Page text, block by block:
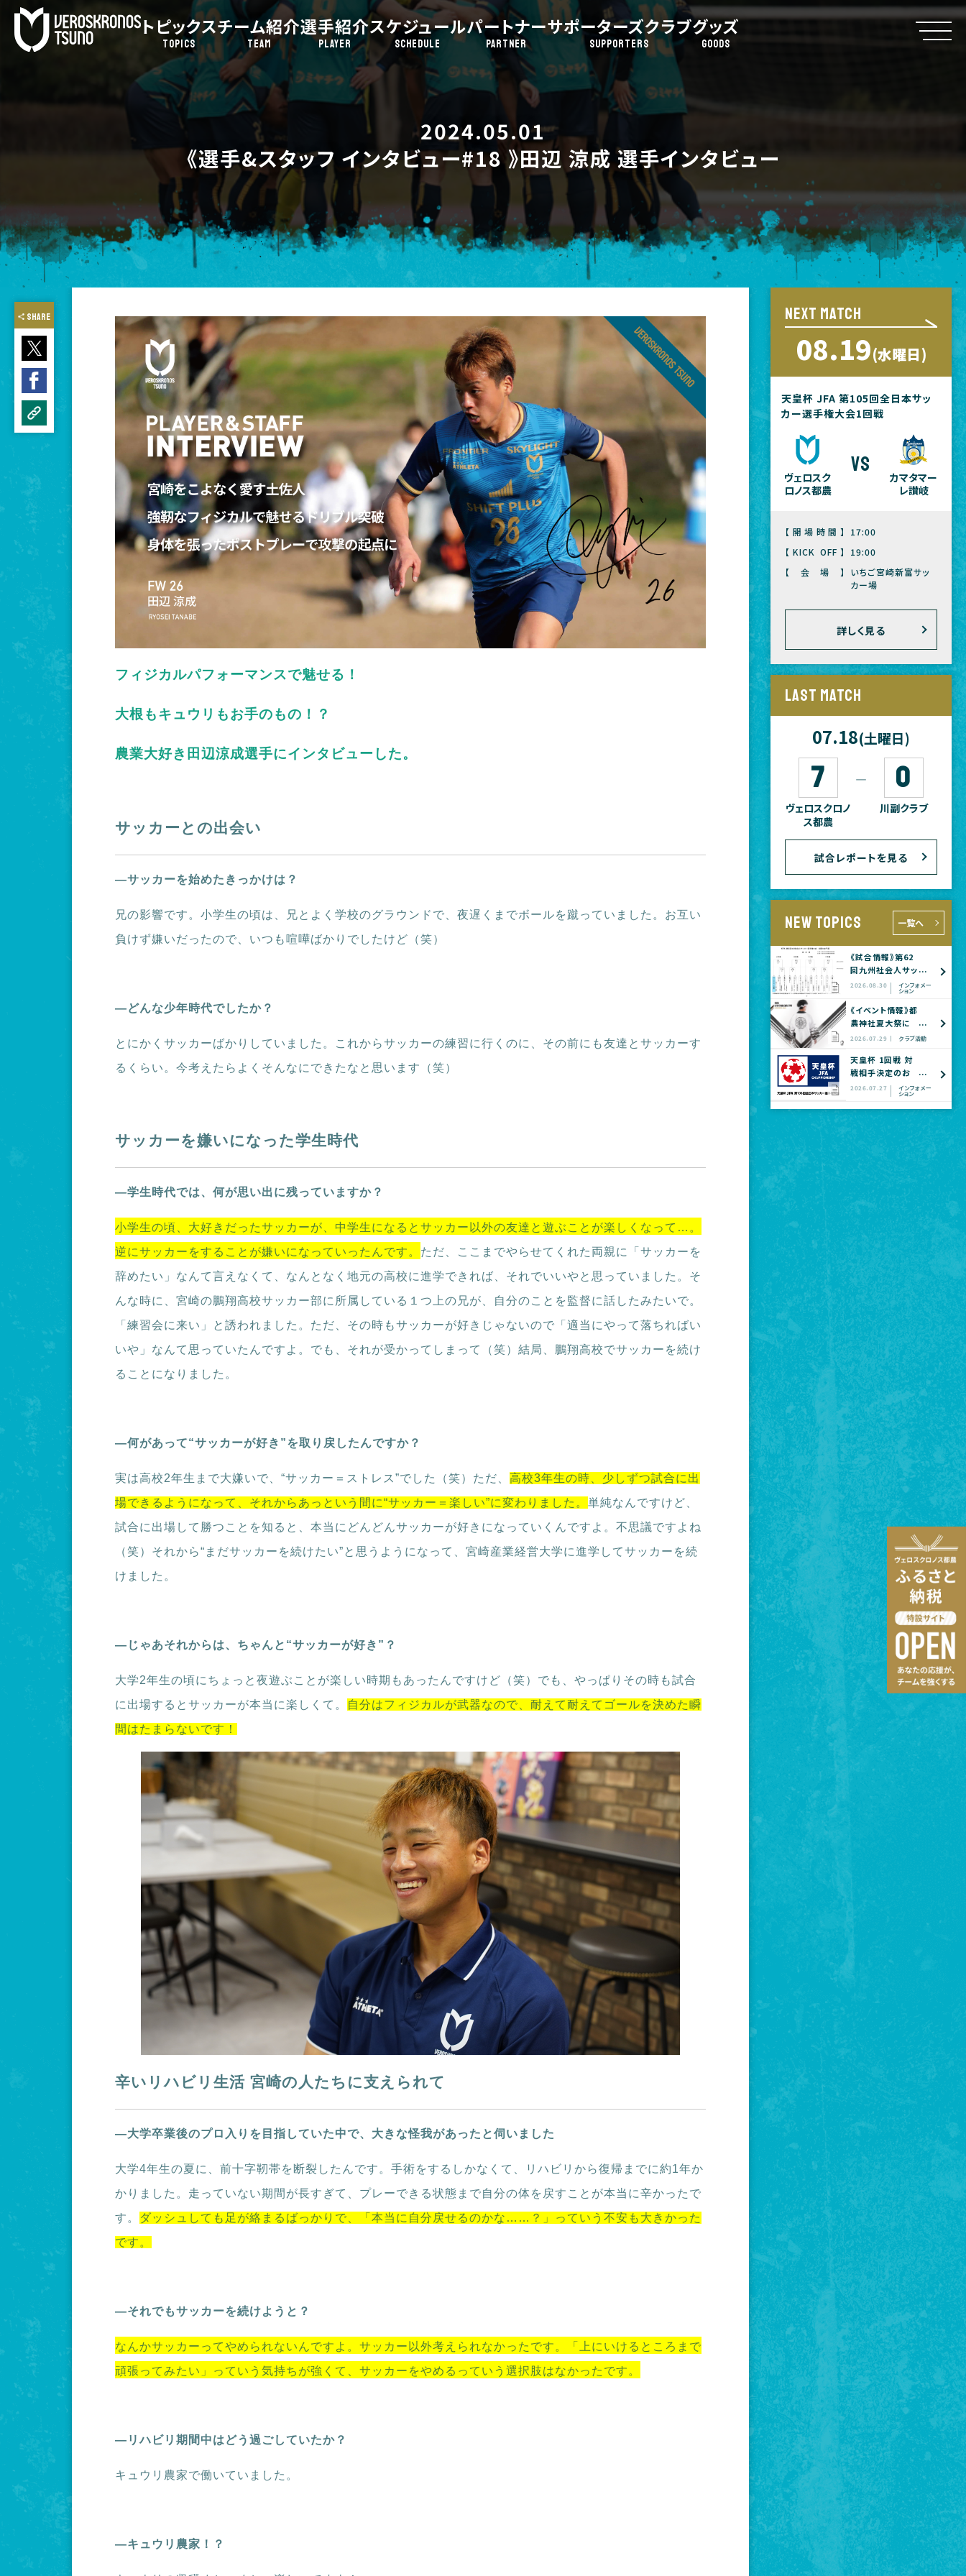
トピックス
TOPICS
チーム紹介
TEAM
選手紹介
PLAYER
スケジュール
SCHEDULE
パートナー
PARTNER
サポーターズクラブ
SUPPORTERS
グッズ
GOODS
2024.05.01
《選手&スタッフ インタビュー#18 》田辺 涼成 選手インタビュー
SHARE
フィジカルパフォーマンスで魅せる！
大根もキュウリもお手のもの！？
農業大好き田辺涼成選手にインタビューした。
サッカーとの出会い
―サッカーを始めたきっかけは？
兄の影響です。小学生の頃は、兄とよく学校のグラウンドで、夜遅くまでボールを蹴っていました。お互い
負けず嫌いだったので、いつも喧嘩ばかりでしたけど（笑）
―どんな少年時代でしたか？
とにかくサッカーばかりしていました。これからサッカーの練習に行くのに、その前にも友達とサッカーす
るくらい。今考えたらよくそんなにできたなと思います（笑）
サッカーを嫌いになった学生時代
―学生時代では、何が思い出に残っていますか？
小学生の頃、大好きだったサッカーが、中学生になるとサッカー以外の友達と遊ぶことが楽しくなって…。
逆にサッカーをすることが嫌いになっていったんです。 ただ、ここまでやらせてくれた両親に「サッカーを
辞めたい」なんて言えなくて、なんとなく地元の高校に進学できれば、それでいいやと思っていました。そ
んな時に、宮崎の鵬翔高校サッカー部に所属している１つ上の兄が、自分のことを監督に話したみたいで。
「練習会に来い」と誘われました。ただ、その時もサッカーが好きじゃないので「適当にやって落ちればい
いや」なんて思っていたんですよ。でも、それが受かってしまって（笑）結局、鵬翔高校でサッカーを続け
ることになりました。
―何があって“サッカーが好き”を取り戻したんですか？
実は高校2年生まで大嫌いで、“サッカー＝ストレス”でした（笑）ただ、 高校3年生の時、少しずつ試合に出
場できるようになって、それからあっという間に“サッカー＝楽しい”に変わりました。 単純なんですけど、
試合に出場して勝つことを知ると、本当にどんどんサッカーが好きになっていくんですよ。不思議ですよね
（笑）それから“まだサッカーを続けたい”と思うようになって、宮崎産業経営大学に進学してサッカーを続
けました。
―じゃあそれからは、ちゃんと“サッカーが好き”？
大学2年生の頃にちょっと夜遊ぶことが楽しい時期もあったんですけど（笑）でも、やっぱりその時も試合
に出場するとサッカーが本当に楽しくて。
自分はフィジカルが武器なので、耐えて耐えてゴールを決めた瞬
間はたまらないです！
辛いリハビリ生活 宮崎の人たちに支えられて
―大学卒業後のプロ入りを目指していた中で、大きな怪我があったと伺いました
大学4年生の夏に、前十字靭帯を断裂したんです。手術をするしかなくて、リハビリから復帰までに約1年か
かりました。走っていない期間が長すぎて、プレーできる状態まで自分の体を戻すことが本当に辛かったで
す。
ダッシュしても足が絡まるばっかりで、「本当に自分戻せるのかな……？」っていう不安も大きかった
です。
―それでもサッカーを続けようと？
なんかサッカーってやめられないんですよ。サッカー以外考えられなかったです。「上にいけるところまで
頑張ってみたい」っていう気持ちが強くて、サッカーをやめるっていう選択肢はなかったです。
―リハビリ期間中はどう過ごしていたか？
キュウリ農家で働いていました。
―キュウリ農家！？
NEXT MATCH
08.19(水曜日)
天皇杯 JFA 第105回全日本サッ
カー選手権大会1回戦
ヴェロスク
ロノス都農
vs
カマタマー
レ讃岐
【開場時間】
17:00
【KICK OFF】
19:00
【会場】
いちご宮崎新富サッ
カー場
詳しく見る
LAST MATCH
07.18(土曜日)
7
ヴェロスクロノ
ス都農
― 0
川副クラブ
試合レポートを見る
NEW TOPICS 一覧へ
《試合情報》第62
回九州社会人サッ
カー選手権大会
全国大会予選
2026.08.30 インフォメー
ション
《イベント情報》都
農神社夏大祭に
てヴェロスクロノ
ズショップ出店の
お知らせ
2026.07.29 クラブ活動
天皇杯 1回戦 対
戦相手決定のお
知らせ
2026.07.27 インフォメー
ション